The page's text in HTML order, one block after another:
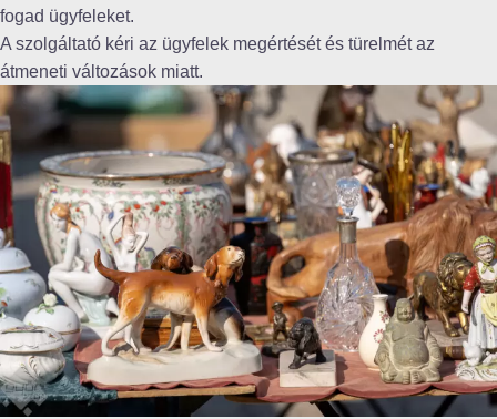
fogad ügyfeleket.
A szolgáltató kéri az ügyfelek megértését és türelmét az
átmeneti változások miatt.